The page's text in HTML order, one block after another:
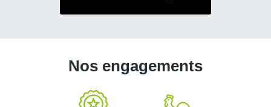
Nos engagements